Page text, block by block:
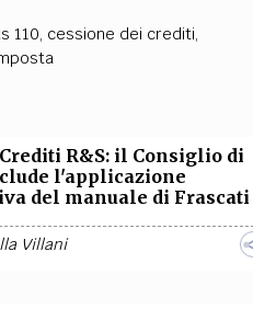
110, cessione dei crediti,
Crediti R&S: il Consiglio di
l'applicazione
del manuale di Frascati
Villani